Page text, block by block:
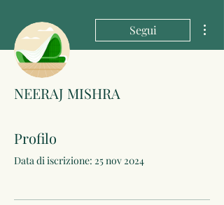
Segui
NEERAJ MISHRA
Profilo
Data di iscrizione: 25 nov 2024